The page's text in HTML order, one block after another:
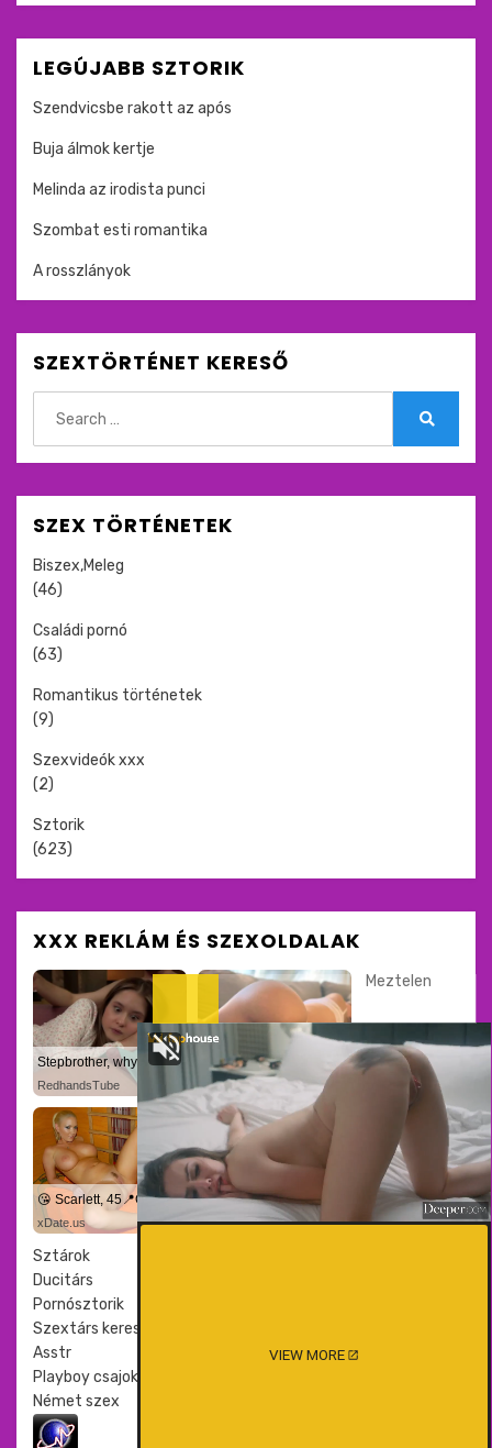
LEGÚJABB SZTORIK
Szendvicsbe rakott az após
Buja álmok kertje
Melinda az irodista punci
Szombat esti romantika
A rosszlányok
SZEXTÖRTÉNET KERESŐ
for:
SZEX TÖRTÉNETEK
Biszex,Meleg
(46)
Családi pornó
(63)
Romantikus történetek
(9)
Szexvideók xxx
(2)
Sztorik
(623)
XXX REKLÁM ÉS SZEXOLDALAK
Stepbrother, why did you show me your dick? Now I want to fuck you with my wet pussy
RedhandsTube
💘 Lea, 37📍Columbus
xDate
😘 Scarlett, 45📍Columbus
xDate.us
💏 Aria, 45📍Columbus
us.hookup
Meztelen
Sztárok
Ducitárs
Pornósztorik
Szextárs kereső
Asstr
Playboy csajok
Német szex
VIEW MORE